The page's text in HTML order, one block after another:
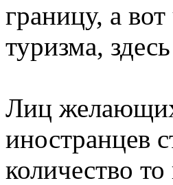
границу, а
туризма,
Лиц
иностранцев
количество